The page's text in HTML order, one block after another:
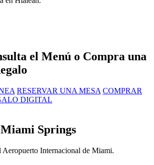
el Menú o Compra una
RESERVAR UNA MESA COMPRAR
DIGITAL
Springs
Aeropuerto Internacional de Miami.